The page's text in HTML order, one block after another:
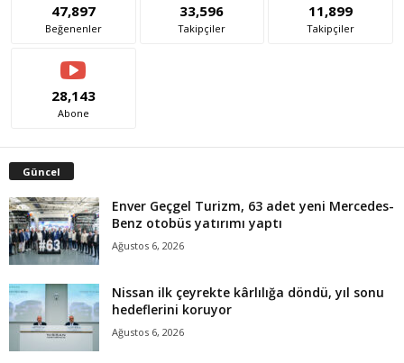
47,897
Beğenenler
33,596
Takipçiler
11,899
Takipçiler
28,143
Abone
Güncel
Enver Geçgel Turizm, 63 adet yeni Mercedes-
Benz otobüs yatırımı yaptı
Ağustos 6, 2026
Nissan ilk çeyrekte kârlılığa döndü, yıl sonu
hedeflerini koruyor
Ağustos 6, 2026